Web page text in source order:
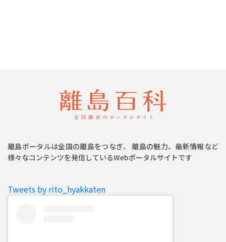
離島ポータルは全国の離島をつなぎ、 離島の魅力、最新情報など
様々なコンテンツを発信しているWebポータルサイトです
Tweets by rito_hyakkaten